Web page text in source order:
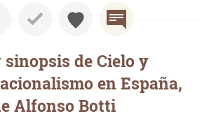
sinopsis de Cielo y
en España,
Alfonso Botti